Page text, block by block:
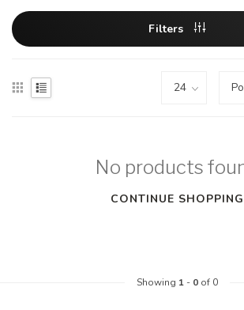
Filters
No products
CONTINUE SHOPPING
Showing 1- 0of 0